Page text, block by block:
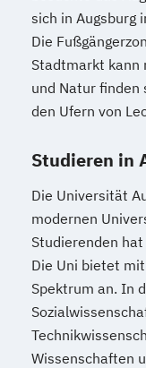
sich in Augsburg
Die
Stadtmarkt kann
und Natur finden
den Ufern von
Studieren in
Die Universität
modernen
Studierenden
Die Uni bietet
Spektrum an. In
Wissenschaften